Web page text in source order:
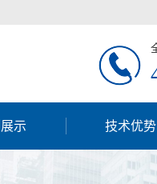
示 技术优势